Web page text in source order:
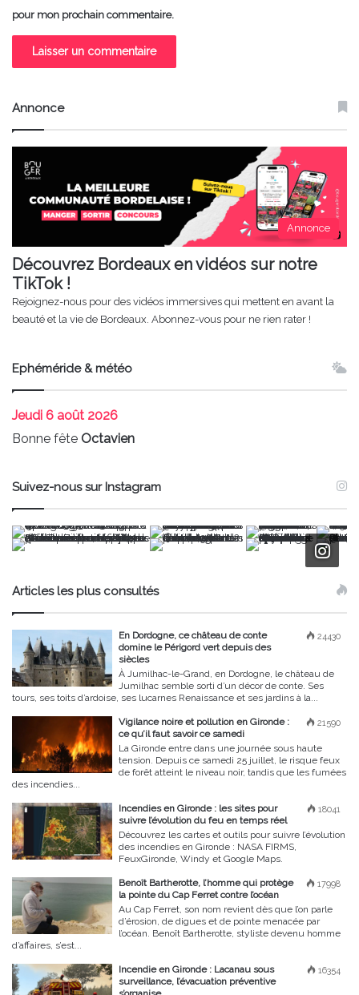
pour mon prochain commentaire.
Annonce
Annonce
Découvrez Bordeaux en vidéos sur notre
TikTok !
Rejoignez-nous pour des vidéos immersives qui mettent en avant la
beauté et la vie de Bordeaux. Abonnez-vous pour ne rien rater !
Ephéméride & météo
Jeudi 6 août 2026
Bonne fête Octavien
Suivez-nous sur Instagram
Articles les plus consultés
24430
En Dordogne, ce château de conte
domine le Périgord vert depuis des
siècles
À Jumilhac-le-Grand, en Dordogne, le château de
Jumilhac semble sorti d’un décor de conte. Ses
tours, ses toits d’ardoise, ses lucarnes Renaissance et ses jardins à la...
21590
Vigilance noire et pollution en Gironde :
ce qu’il faut savoir ce samedi
La Gironde entre dans une journée sous haute
tension. Depuis ce samedi 25 juillet, le risque feux
de forêt atteint le niveau noir, tandis que les fumées
des incendies...
18041
Incendies en Gironde : les sites pour
suivre l’évolution du feu en temps réel
Découvrez les cartes et outils pour suivre l’évolution
des incendies en Gironde : NASA FIRMS,
FeuxGironde, Windy et Google Maps.
17998
Benoît Bartherotte, l’homme qui protège
la pointe du Cap Ferret contre l’océan
Au Cap Ferret, son nom revient dès que l’on parle
d’érosion, de digues et de pointe menacée par
l’océan. Benoît Bartherotte, styliste devenu homme
d’affaires, s’est...
16354
Incendie en Gironde : Lacanau sous
surveillance, l’évacuation préventive